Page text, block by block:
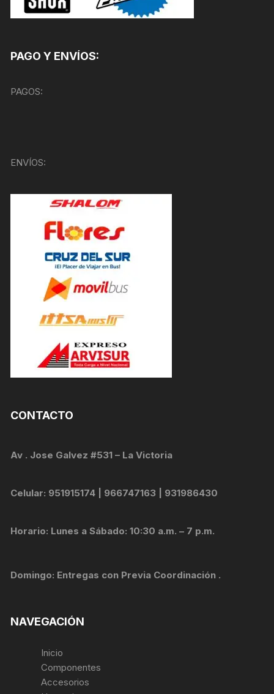
PAGO Y ENVÍOS:
PAGOS:
ENVÍOS:
CONTACTO
Av . Jose Galvez #531 – La Victoria
Celular: 951915174 | 966747163 | 931986430
Horario: Lunes a Sábado: 10:30 a.m. – 7 p.m.
Domingo: Entregas con Previa Coordinación .
NAVEGACIÓN
Inicio
Componentes
Accesorios